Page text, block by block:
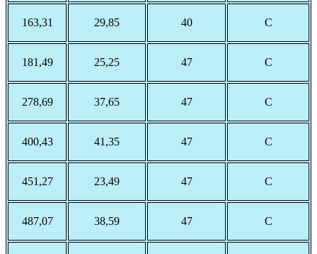
163,31 29,85 40 С
181,49 25,25 47 С
278,69 37,65 47 С
400,43 41,35 47 С
451,27 23,49 47 С
487,07 38,59 47 С